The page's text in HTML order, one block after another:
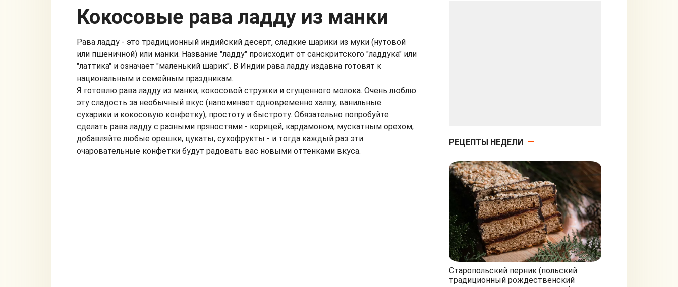
Кокосовые рава ладду из манки
Рава ладду - это традиционный индийский десерт, сладкие шарики из муки (нутовой
или пшеничной) или манки. Название "ладду" происходит от санскритского "ладдука" или
"латтика" и означает "маленький шарик". В Индии рава ладду издавна готовят к
национальным и семейным праздникам.
Я готовлю рава ладду из манки, кокосовой стружки и сгущенного молока. Очень люблю
эту сладость за необычный вкус (напоминает одновременно халву, ванильные
сухарики и кокосовую конфетку), простоту и быстроту. Обязательно попробуйте
сделать рава ладду с разными пряностями - корицей, кардамоном, мускатным орехом;
добавляйте любые орешки, цукаты, сухофрукты - и тогда каждый раз эти
очаровательные конфетки будут радовать вас новыми оттенками вкуса.
РЕЦЕПТЫ НЕДЕЛИ
Старопольский перник (польский
традиционный рождественский